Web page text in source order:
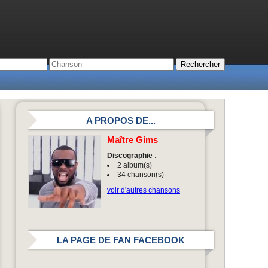
A PROPOS DE...
Maître Gims
Discographie :
2 album(s)
34 chanson(s)
voir d'autres chansons
LA PAGE DE FAN FACEBOOK